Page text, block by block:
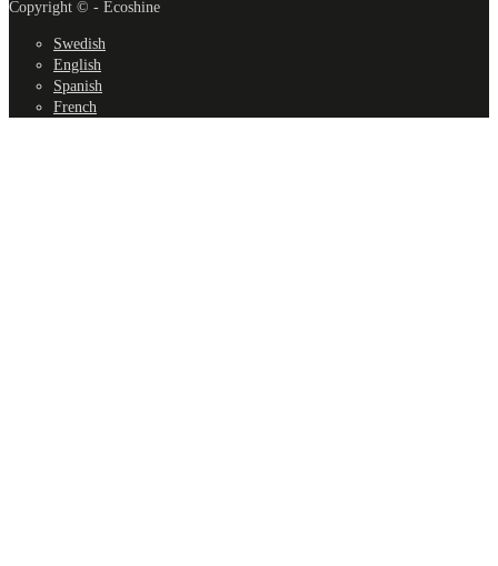
Copyright © - Ecoshine
Swedish
English
Spanish
French